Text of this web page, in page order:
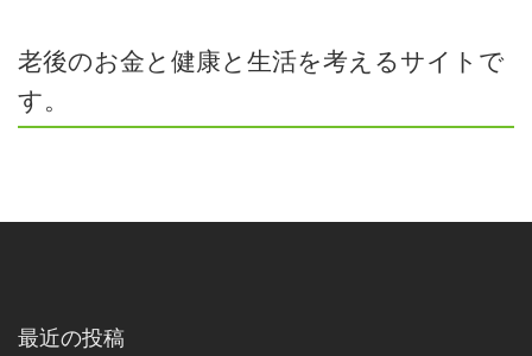
老後のお金と健康と生活を考えるサイトで
す。
最近の投稿